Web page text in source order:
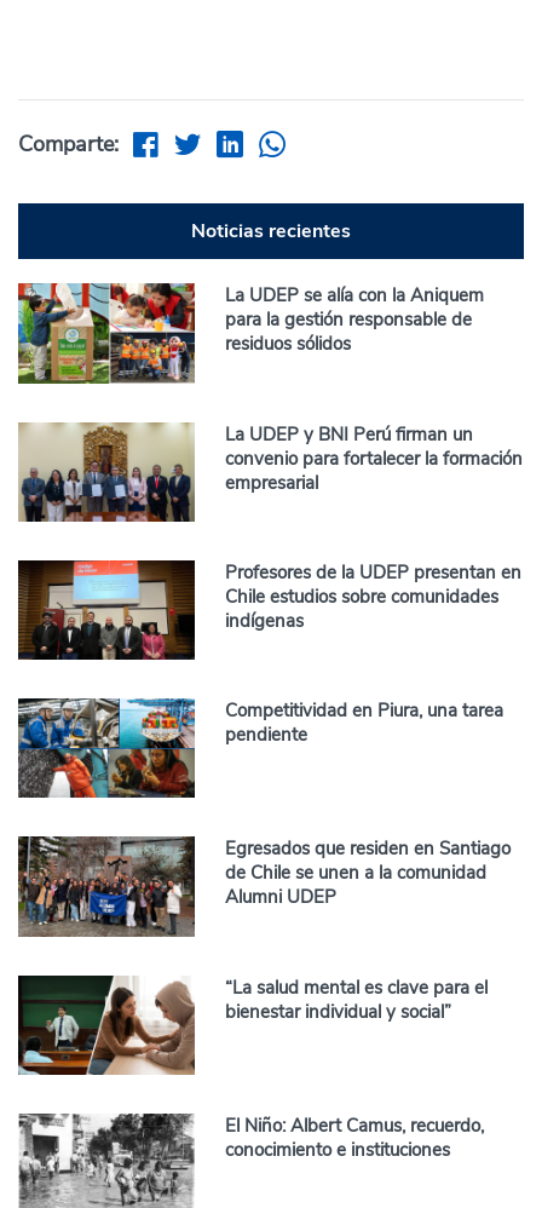
Comparte:
Noticias recientes
La UDEP se alía con la Aniquem
para la gestión responsable de
residuos sólidos
La UDEP y BNI Perú firman un
convenio para fortalecer la formación
empresarial
Profesores de la UDEP presentan en
Chile estudios sobre comunidades
indígenas
Competitividad en Piura, una tarea
pendiente
Egresados que residen en Santiago
de Chile se unen a la comunidad
Alumni UDEP
“La salud mental es clave para el
bienestar individual y social”
El Niño: Albert Camus, recuerdo,
conocimiento e instituciones